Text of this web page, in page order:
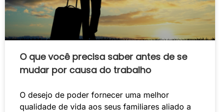
O que você precisa saber antes de se
mudar por causa do trabalho
O desejo de poder fornecer uma melhor
qualidade de vida aos seus familiares aliado a